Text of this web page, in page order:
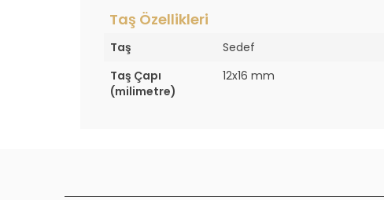
Taş Özellikleri
Taş
Sedef
Taş Çapı
(milimetre)
12x16 mm